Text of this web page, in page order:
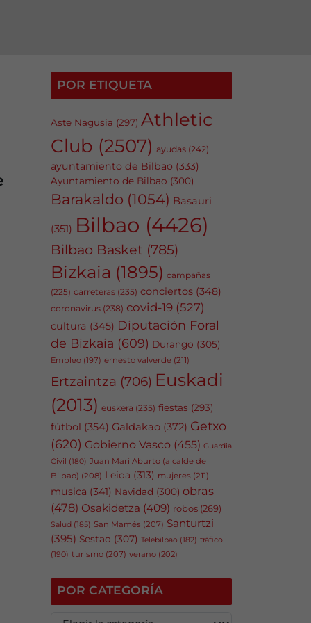
POR ETIQUETA
Aste Nagusia (297) Athletic
Club (2507) ayudas (242)
ayuntamiento de Bilbao (333)
Ayuntamiento de Bilbao (300)
Barakaldo (1054) Basauri
(351) Bilbao (4426)
Bilbao Basket (785)
Bizkaia (1895) campañas
(225) carreteras (235) conciertos (348)
coronavirus (238) covid-19 (527)
cultura (345) Diputación Foral
de Bizkaia (609) Durango (305)
Empleo (197) ernesto valverde (211)
Ertzaintza (706) Euskadi
(2013) euskera (235) fiestas (293)
fútbol (354) Galdakao (372) Getxo
(620) Gobierno Vasco (455) Guardia
Civil (180) Juan Mari Aburto (alcalde de
Bilbao) (208) Leioa (313) mujeres (211)
musica (341) Navidad (300) obras
(478) Osakidetza (409) robos (269)
Salud (185) San Mamés (207) Santurtzi
(395) Sestao (307) Telebilbao (182) tráfico
(190) turismo (207) verano (202)
POR CATEGORÍA